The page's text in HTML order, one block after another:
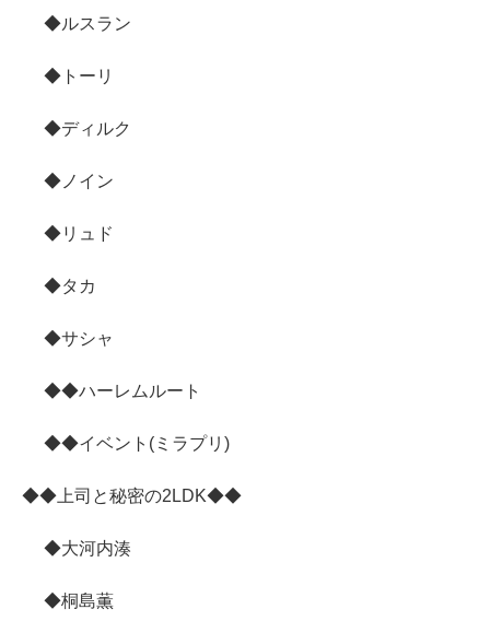
◆ルスラン
◆トーリ
◆ディルク
◆ノイン
◆リュド
◆タカ
◆サシャ
◆◆ハーレムルート
◆◆イベント(ミラプリ)
◆◆上司と秘密の2LDK◆◆
◆大河内湊
◆桐島薫